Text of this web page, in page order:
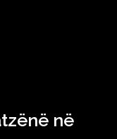
në